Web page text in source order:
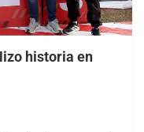
historia en